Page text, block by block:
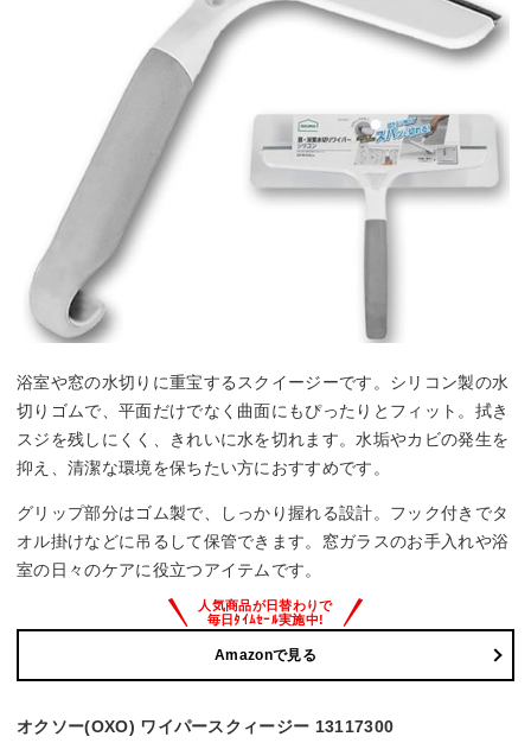
浴室や窓の水切りに重宝するスクイージーです。シリコン製の水
切りゴムで、平面だけでなく曲面にもぴったりとフィット。拭き
スジを残しにくく、きれいに水を切れます。水垢やカビの発生を
抑え、清潔な環境を保ちたい方におすすめです。
グリップ部分はゴム製で、しっかり握れる設計。フック付きでタ
オル掛けなどに吊るして保管できます。窓ガラスのお手入れや浴
室の日々のケアに役立つアイテムです。
Amazonで見る
オクソー(OXO) ワイパースクィージー 13117300